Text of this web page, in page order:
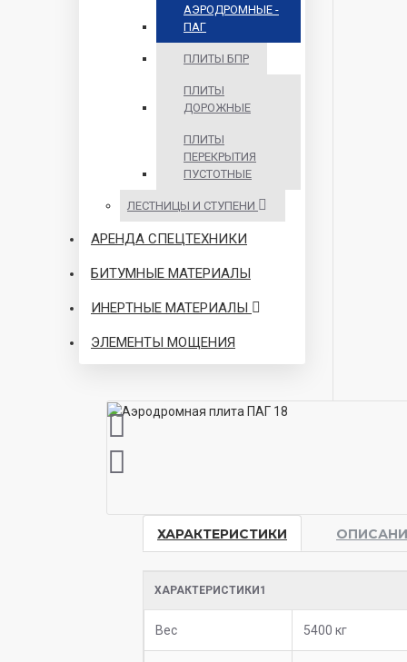
АЭРОДРОМНЫЕ -
ПАГ
ПЛИТЫ БПР
ПЛИТЫ
ДОРОЖНЫЕ
ПЛИТЫ
ПЕРЕКРЫТИЯ
ПУСТОТНЫЕ
ЛЕСТНИЦЫ И СТУПЕНИ
АРЕНДА СПЕЦТЕХНИКИ
БИТУМНЫЕ МАТЕРИАЛЫ
ИНЕРТНЫЕ МАТЕРИАЛЫ
ЭЛЕМЕНТЫ МОЩЕНИЯ
ХАРАКТЕРИСТИКИ
ХАРАКТЕРИСТИКИ1
Вес 5400 кг